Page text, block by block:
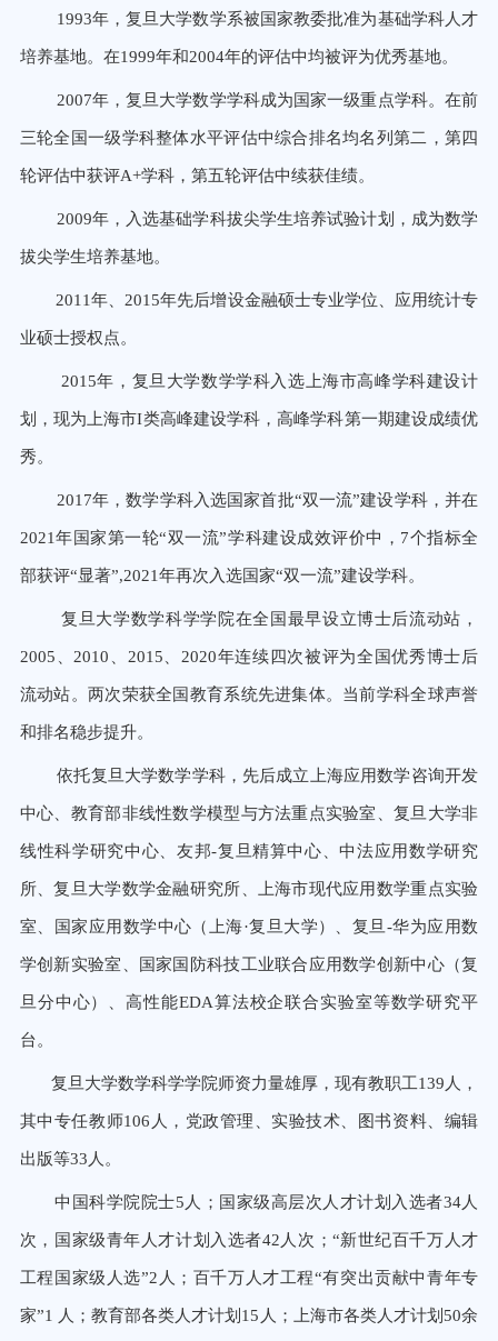
1993年，复旦大学数学系被国家教委批准为基础学科人才
培养基地。在1999年和2004年的评估中均被评为优秀基地。
2007年，复旦大学数学学科成为国家一级重点学科。在前
三轮全国一级学科整体水平评估中综合排名均名列第二，第四
轮评估中获评A+学科，第五轮评估中续获佳绩。
2009年，入选基础学科拔尖学生培养试验计划，成为数学
拔尖学生培养基地。
2011年、2015年先后增设金融硕士专业学位、应用统计专
业硕士授权点。
2015年，复旦大学数学学科入选上海市高峰学科建设计
划，现为上海市I类高峰建设学科，高峰学科第一期建设成绩优
秀。
2017年，数学学科入选国家首批“双一流”建设学科，并在
2021年国家第一轮“双一流”学科建设成效评价中，7个指标全
部获评“显著”,2021年再次入选国家“双一流”建设学科。
复旦大学数学科学学院在全国最早设立博士后流动站，
2005、2010、2015、2020年连续四次被评为全国优秀博士后
流动站。两次荣获全国教育系统先进集体。当前学科全球声誉
和排名稳步提升。
依托复旦大学数学学科，先后成立上海应用数学咨询开发
中心、教育部非线性数学模型与方法重点实验室、复旦大学非
线性科学研究中心、友邦-复旦精算中心、中法应用数学研究
所、复旦大学数学金融研究所、上海市现代应用数学重点实验
室、国家应用数学中心（上海·复旦大学）、复旦-华为应用数
学创新实验室、国家国防科技工业联合应用数学创新中心（复
旦分中心）、高性能EDA算法校企联合实验室等数学研究平
台。
复旦大学数学科学学院师资力量雄厚，现有教职工139人，
其中专任教师106人，党政管理、实验技术、图书资料、编辑
出版等33人。
中国科学院院士5人；国家级高层次人才计划入选者34人
次，国家级青年人才计划入选者42人次；“新世纪百千万人才
工程国家级人选”2人；百千万人才工程“有突出贡献中青年专
家”1 人；教育部各类人才计划15人；上海市各类人才计划50余